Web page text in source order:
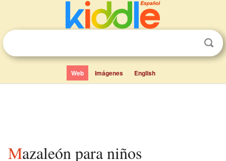
Web Imágenes English
Mazaleón para niños